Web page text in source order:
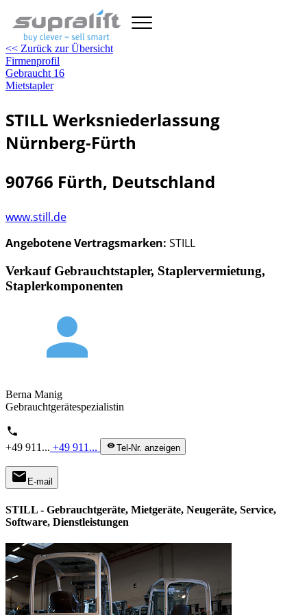
<< Zurück zur Übersicht
Firmenprofil
Gebraucht 16
Mietstapler
STILL Werksniederlassung
Nürnberg-Fürth
90766 Fürth, Deutschland
www.still.de
Angebotene Vertragsmarken: STILL
Verkauf Gebrauchtstapler, Staplervermietung,
Staplerkomponenten
person
Berna Manig
Gebrauchtgerätespezialistin
phone
+49 911... +49 911... visibilityTel-Nr. anzeigen
mail E-mail
STILL - Gebrauchtgeräte, Mietgeräte, Neugeräte, Service,
Software, Dienstleistungen